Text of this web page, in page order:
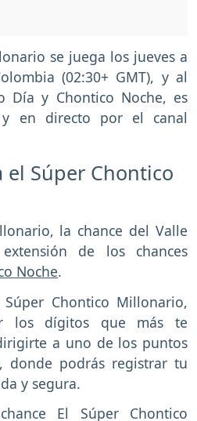
se juega los jueves a
(02:30+ GMT), y al
Día y Chontico Noche, es
en directo por el canal
el Súper Chontico
la chance del Valle
de los chances
Noche.
Chontico Millonario,
los dígitos que más te
a uno de los puntos
donde podrás registrar tu
y segura.
El Súper Chontico